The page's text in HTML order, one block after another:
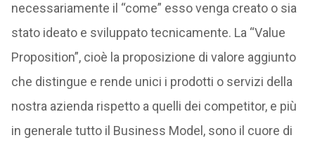
necessariamente il “come” esso venga creato o sia
stato ideato e sviluppato tecnicamente. La “Value
Proposition”, cioè la proposizione di valore aggiunto
che distingue e rende unici i prodotti o servizi della
nostra azienda rispetto a quelli dei competitor, e più
in generale tutto il Business Model, sono il cuore di